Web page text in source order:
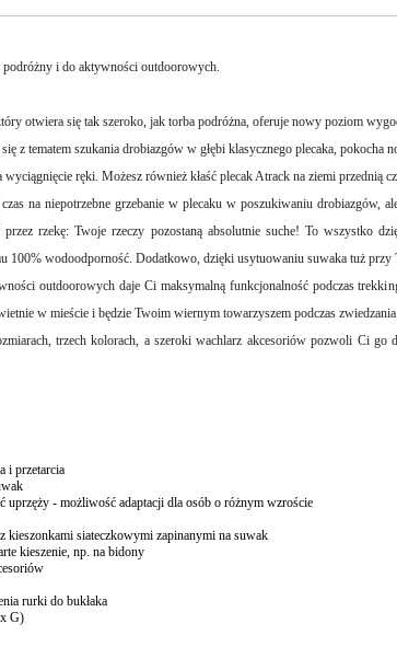
i do aktywności outdoorowych.
otwiera się tak szeroko, jak torba podróżna, oferuje nowy poziom
z tematem szukania drobiazgów w głębi klasycznego plecaka,
wyciągnięcie ręki. Możesz również kłaść plecak Atrack na ziemi przednią
na niepotrzebne grzebanie w plecaku w poszukiwaniu drobiazgów,
przez rzekę: Twoje rzeczy pozostaną absolutnie suche! To wszystko
100% wodoodporność. Dodatkowo, dzięki usytuowaniu suwaka tuż
outdoorowych daje Ci maksymalną funkcjonalność podczas
w mieście i będzie Twoim wiernym towarzyszem podczas
trzech kolorach, a szeroki wachlarz akcesoriów pozwoli Ci
i przetarcia
uprzęży - możliwość adaptacji dla osób o różnym wzroście
kieszonkami siateczkowymi zapinanymi na suwak
kieszenie, np. na bidony
rurki do bukłaka
G)